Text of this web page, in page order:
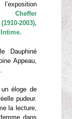
Cheffer
2003),
Dauphiné
Appeau,
un éloge de
pudeur.
la lecture,
dans